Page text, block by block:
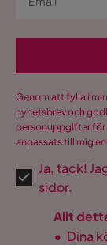
Genom att fylla i
nyhetsbrev och
personuppgifter för
anpassats till mig
Ja, tack!
sidor.
Allt
• Dina